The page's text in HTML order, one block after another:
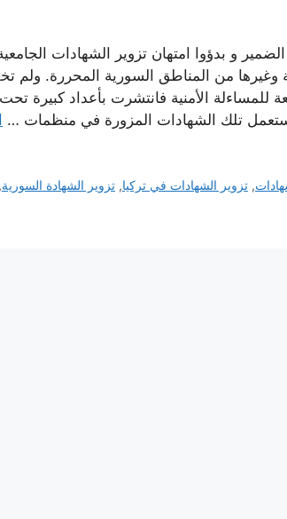
و بدؤوا امتهان تزوير الشهادات
وغيرها من المناطق السورية المحررة. ولم
للمساءلة الأمنية فانتشرت بأعداد كبيرة
تلك الشهادات المزورة في منظمات …
,تزوير الشهادات في تركيا,تزوير الشهادة السورية,